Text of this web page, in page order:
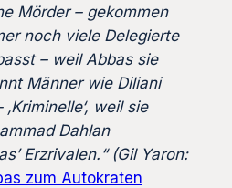
Mörder – gekommen
noch viele Delegierte
– weil Abbas sie
Männer wie Diliani
‚Kriminelle‘, weil sie
Dahlan
Erzrivalen.“ (Gil Yaron:
zum Autokraten